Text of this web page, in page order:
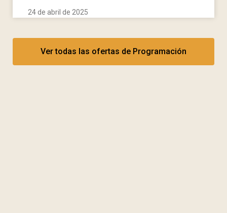
24 de abril de 2025
Ver todas las ofertas de Programación